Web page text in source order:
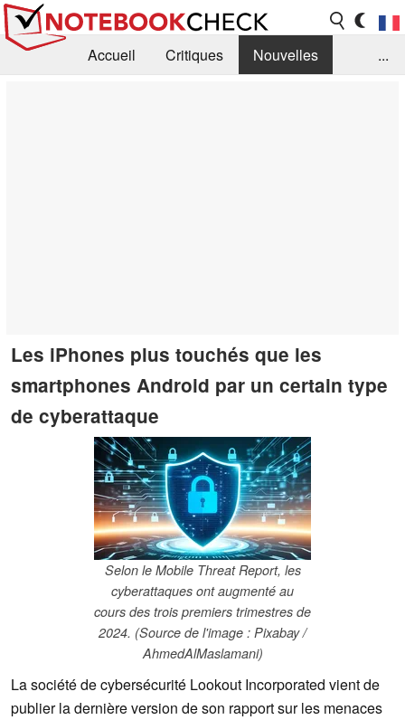
Accueil Critiques
Nouvelles
...
Les iPhones plus touchés que les
smartphones Android par un certain type
de cyberattaque
Selon le Mobile Threat Report, les
cyberattaques ont augmenté au
cours des trois premiers trimestres de
2024. (Source de l'image : Pixabay /
AhmedAlMaslamani)
La société de cybersécurité Lookout Incorporated vient de
publier la dernière version de son rapport sur les menaces